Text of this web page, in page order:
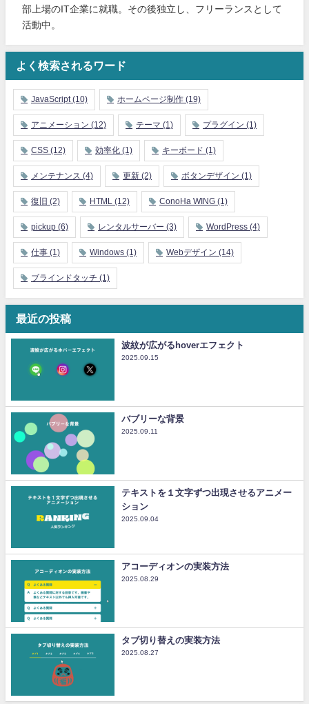
部上場のIT企業に就職。その後独立し、フリーランスとして
活動中。
よく検索されるワード
JavaScript (10) ホームページ制作 (19)
アニメーション (12) テーマ (1) プラグイン (1)
CSS (12) 効率化 (1) キーボード (1)
メンテナンス (4) 更新 (2) ボタンデザイン (1)
復旧 (2) HTML (12) ConoHa WING (1)
pickup (6) レンタルサーバー (3) WordPress (4)
仕事 (1) Windows (1) Webデザイン (14)
ブラインドタッチ (1)
最近の投稿
波紋が広がるhoverエフェクト
2025.09.15
バブリーな背景
2025.09.11
テキストを１文字ずつ出現させるアニメー
ション
2025.09.04
アコーディオンの実装方法
2025.08.29
タブ切り替えの実装方法
2025.08.27